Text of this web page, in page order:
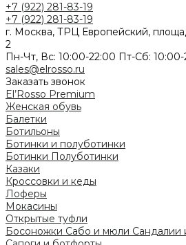
+7 (922) 281-83-19
+7 (922) 281-83-19
г. Москва, ТРЦ Европейский,
2
Пн-Чт, Вс: 10:00-22:00 Пт-Сб: 10:00-
sales@elrosso.ru
Заказать звонок
El’Rosso Premium
Женская обувь
Балетки
Ботильоны
Ботинки и полуботинки
Ботинки Полуботинки
Казаки
Кроссовки и кеды
Лоферы
Мокасины
Открытые туфли
Босоножки Сабо и мюли Сандалии